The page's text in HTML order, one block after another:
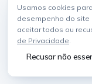
Usamos cookies
desempenho do site
aceitar todos ou
de Privacidade.
Recusar não